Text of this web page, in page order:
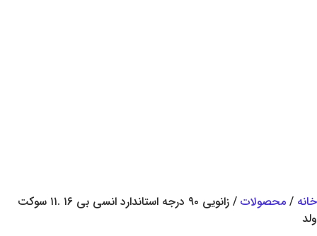
/ زانویی ۹۰ درجه استاندارد انسی بی ۱۶ .۱۱ سوکت